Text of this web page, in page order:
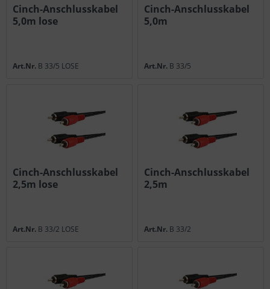
Cinch-Anschlusskabel
5,0m lose
Art.Nr. B 33/5 LOSE
Cinch-Anschlusskabel
5,0m
Art.Nr. B 33/5
Cinch-Anschlusskabel
2,5m lose
Art.Nr. B 33/2 LOSE
Cinch-Anschlusskabel
2,5m
Art.Nr. B 33/2